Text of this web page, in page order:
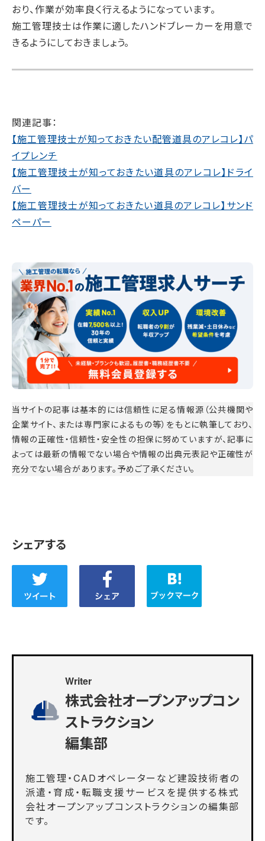
おり、作業が効率良く行えるようになっています。
施工管理技士は作業に適したハンドブレーカーを用意で
きるようにしておきましょう。
関連記事：
【施工管理技士が知っておきたい配管道具のアレコレ】パ
イプレンチ
【施工管理技士が知っておきたい道具のアレコレ】ドライ
バー
【施工管理技士が知っておきたい道具のアレコレ】サンド
ペーパー
当サイトの記事は基本的には信頼性に足る情報源（公共機関や
企業サイト、または専門家によるもの等）をもとに執筆しており、
情報の正確性・信頼性・安全性の担保に努めていますが、記事に
よっては最新の情報でない場合や情報の出典元表記や正確性が
充分でない場合があります。予めご了承ください。
シェアする
Writer
株式会社オープンアップコン
ストラクション
編集部
施工管理・CADオペレーターなど建設技術者の
派遣・育成・転職支援サービスを提供する株式
会社オープンアップコンストラクションの編集部
です。